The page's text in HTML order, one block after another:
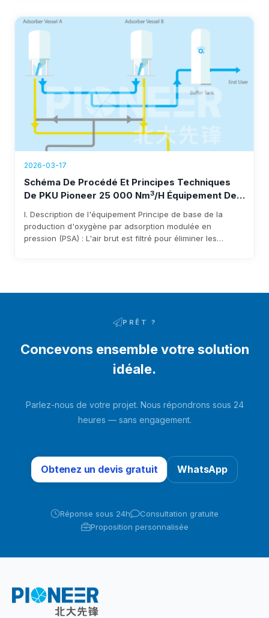
consommation d'énergie inférieure à 0,3 kWh/Nm³ et des
économies annuelles de $3 à 8 millions d'euros.
2026-03-17
Schéma De Procédé Et Principes Techniques
De PKU Pioneer 25 000 Nm3/h Équipement De
Génération D'oxygène
I. Description de l'équipement Principe de base de la
production d'oxygène par adsorption modulée en
pression (PSA) : L'air brut est filtré pour éliminer les
PRÊT ?
Concevons ensemble votre solution
idéale.
Parlez-nous de votre projet. Nous répondrons sous 24
heures — sans engagement.
Obtenez un devis gratuit WhatsApp
Réponse sous 24h
Consultation gratuite
Proposition personnalisée